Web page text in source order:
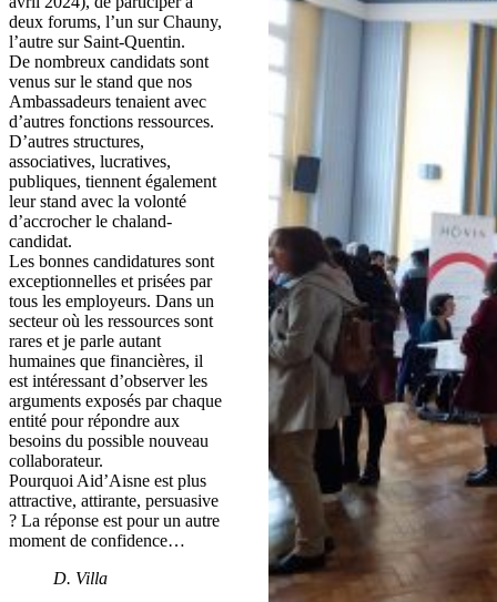
deux forums, l’un sur Chauny,
l’autre sur Saint-Quentin.
De nombreux candidats sont
venus sur le stand que nos
Ambassadeurs tenaient avec
d’autres fonctions ressources.
D’autres structures,
associatives, lucratives,
publiques, tiennent également
leur stand avec la volonté
d’accrocher le chaland-
candidat.
Les bonnes candidatures sont
exceptionnelles et prisées par
tous les employeurs. Dans un
secteur où les ressources sont
rares et je parle autant
humaines que financières, il
est intéressant d’observer les
arguments exposés par chaque
entité pour répondre aux
besoins du possible nouveau
collaborateur.
Pourquoi Aid’Aisne est plus
attractive, attirante, persuasive
? La réponse est pour un autre
moment de confidence…
D. Villa